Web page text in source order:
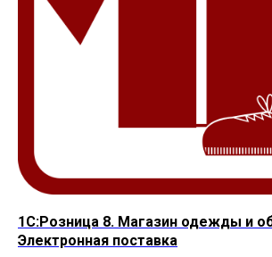
1С:Розница 8. Магазин одежды и
Электронная поставка